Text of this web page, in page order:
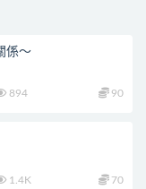
係～
894 90
1.4K 70